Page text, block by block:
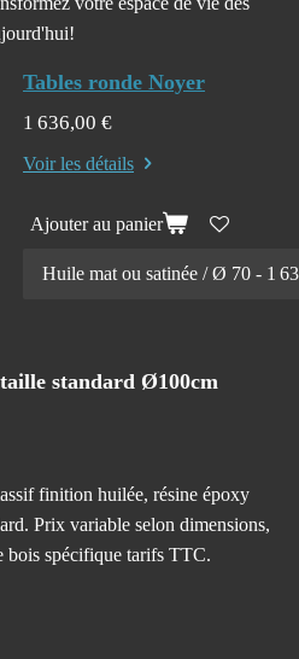
Tables ronde Noyer
1 636,00 €
Voir les détails
Ajouter au panier
standard Ø100cm
finition huilée, résine époxy
Prix variable selon dimensions,
bois spécifique tarifs TTC.